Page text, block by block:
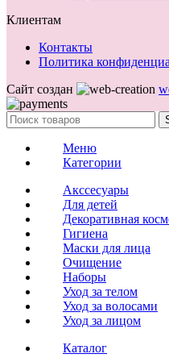
Клиентам
Контакты
Политика
Сайт создан
Меню
Категории
Акссесуары
Для детей
Декоративная
Гигиена
Маски для лица
Очищение
Наборы
Уход за телом
Уход за волосами
Уход за лицом
Каталог